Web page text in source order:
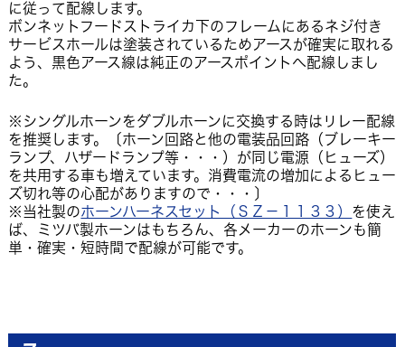
に従って配線します。
ボンネットフードストライカ下のフレームにあるネジ付き
サービスホールは塗装されているためアースが確実に取れる
よう、黒色アース線は純正のアースポイントへ配線しまし
た。
※シングルホーンをダブルホーンに交換する時はリレー配線
を推奨します。〔ホーン回路と他の電装品回路（ブレーキー
ランプ、ハザードランプ等・・・）が同じ電源（ヒューズ）
を共用する車も増えています。消費電流の増加によるヒュー
ズ切れ等の心配がありますので・・・〕
※当社製のホーンハーネスセット（ＳＺ－１１３３） を使え
ば、ミツバ製ホーンはもちろん、各メーカーのホーンも簡
単・確実・短時間で配線が可能です。